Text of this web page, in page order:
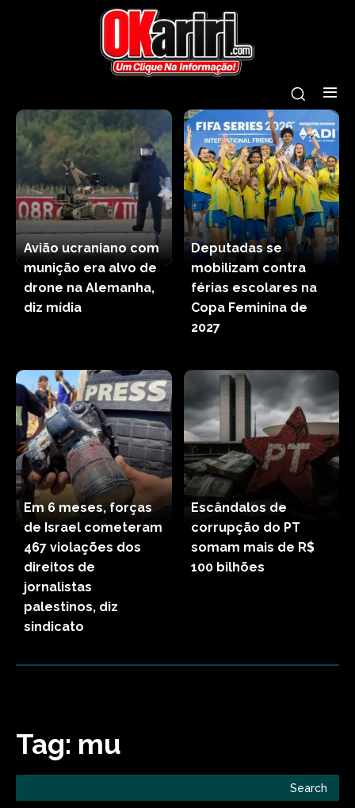
Avião ucraniano com
munição era alvo de
drone na Alemanha,
diz mídia
Deputadas se
mobilizam contra
férias escolares na
Copa Feminina de
2027
Em 6 meses, forças
de Israel cometeram
467 violações dos
direitos de
jornalistas
palestinos, diz
sindicato
Escândalos de
corrupção do PT
somam mais de R$
100 bilhões
Tag: mu
Search